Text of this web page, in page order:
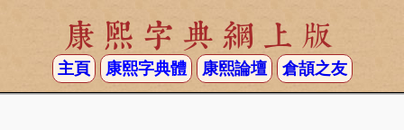
康熙字典網上版
主頁 康熙字典體 康熙論壇 倉頡之友